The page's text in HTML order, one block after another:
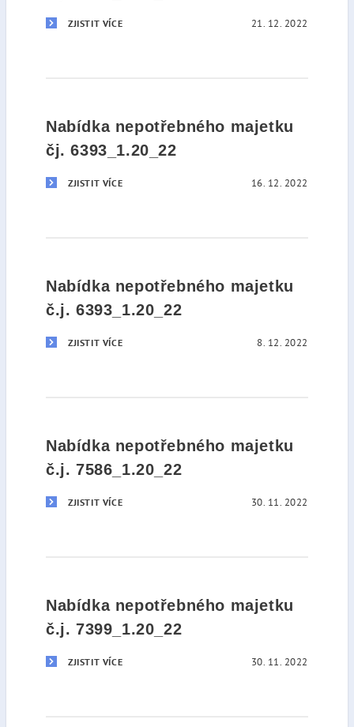
ZJISTIT VÍCE 21. 12. 2022
Nabídka nepotřebného majetku
čj. 6393_1.20_22
ZJISTIT VÍCE 16. 12. 2022
Nabídka nepotřebného majetku
č.j. 6393_1.20_22
ZJISTIT VÍCE 8. 12. 2022
Nabídka nepotřebného majetku
č.j. 7586_1.20_22
ZJISTIT VÍCE 30. 11. 2022
Nabídka nepotřebného majetku
č.j. 7399_1.20_22
ZJISTIT VÍCE 30. 11. 2022